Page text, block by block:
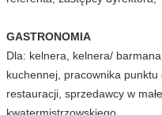
GASTRONOMIA
Dla: kelnera, kelnera/
kuchennej, pracownika
restauracji, sprzedawcy w